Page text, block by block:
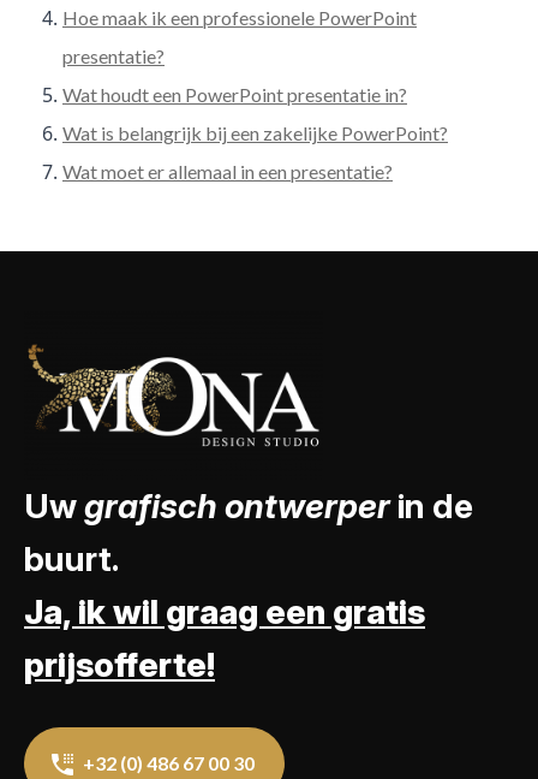
Hoe maak ik een professionele PowerPoint
presentatie?
Wat houdt een PowerPoint presentatie in?
Wat is belangrijk bij een zakelijke PowerPoint?
Wat moet er allemaal in een presentatie?
Uwgrafisch ontwerperin de
buurt.
Ja, ik wil graag een gratis
prijsofferte!
+32 (0) 486 67 00 30